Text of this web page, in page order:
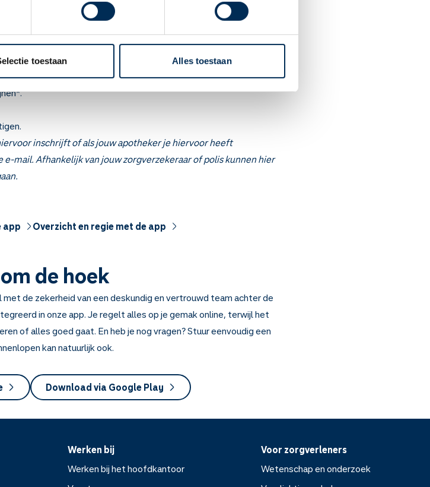
toestaan Alles toestaan
voor een ziekenhuisbezoek.
inschrijft of als jouw apotheker je hiervoor heeft
mail. Afhankelijk van jouw zorgverzekeraar of polis kunnen hier
app Overzicht en regie met de app
de hoek
de zekerheid van een deskundig en vertrouwd team achter de
in onze app. Je regelt alles op je gemak online, terwijl het
of alles goed gaat. En heb je nog vragen? Stuur eenvoudig een
kan natuurlijk ook.
Download via Google Play
Werken bij
Werken bij het hoofdkantoor
Voor zorgverleners
Wetenschap en onderzoek